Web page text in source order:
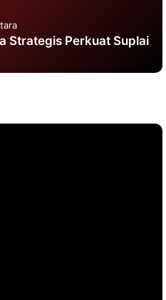
Strategis Perkuat Suplai